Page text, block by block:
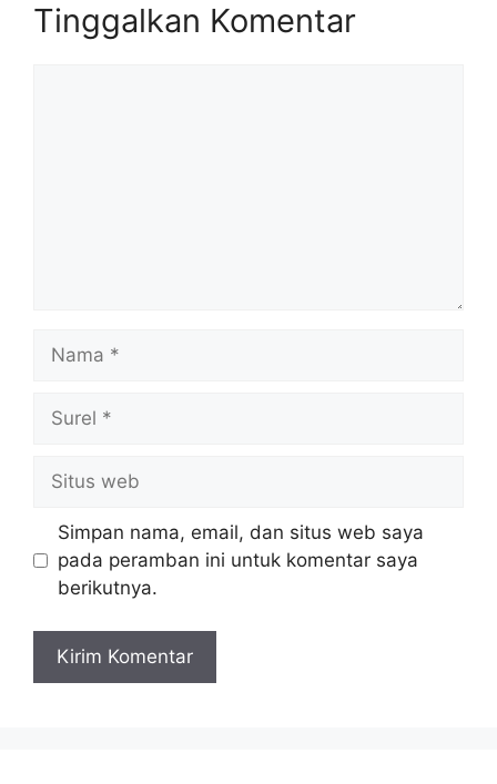
Tinggalkan Komentar
Nama
Surel
Situs
web
Simpan nama, email, dan situs web saya
pada peramban ini untuk komentar saya
berikutnya.